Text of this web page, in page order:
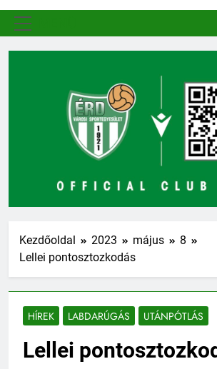
Kezdőoldal 2023 május
8
Lellei pontosztozkodás
HÍREK LABDARÚGÁS UTÁNPÓTLÁS
Lellei